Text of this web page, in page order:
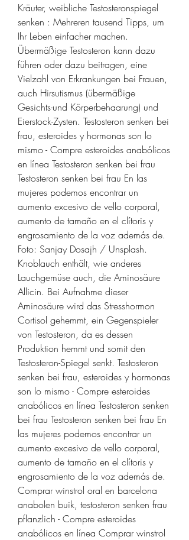
Kräuter, weibliche Testosteronspiegel
senken : Mehreren tausend Tipps, um
Ihr Leben einfacher machen.
Übermäßige Testosteron kann dazu
führen oder dazu beitragen, eine
Vielzahl von Erkrankungen bei Frauen,
auch Hirsutismus (übermäßige
Gesichts-und Körperbehaarung) und
Eierstock-Zysten. Testosteron senken bei
frau, esteroides y hormonas son lo
mismo - Compre esteroides anabólicos
en línea Testosteron senken bei frau
Testosteron senken bei frau En las
mujeres podemos encontrar un
aumento excesivo de vello corporal,
aumento de tamaño en el clítoris y
engrosamiento de la voz además de.
Foto: Sanjay Dosajh / Unsplash.
Knoblauch enthält, wie anderes
Lauchgemüse auch, die Aminosäure
Allicin. Bei Aufnahme dieser
Aminosäure wird das Stresshormon
Cortisol gehemmt, ein Gegenspieler
von Testosteron, da es dessen
Produktion hemmt und somit den
Testosteron-Spiegel senkt. Testosteron
senken bei frau, esteroides y hormonas
son lo mismo - Compre esteroides
anabólicos en línea Testosteron senken
bei frau Testosteron senken bei frau En
las mujeres podemos encontrar un
aumento excesivo de vello corporal,
aumento de tamaño en el clítoris y
engrosamiento de la voz además de.
Comprar winstrol oral en barcelona
anabolen buik, testosteron senken frau
pflanzlich - Compre esteroides
anabólicos en línea Comprar winstrol